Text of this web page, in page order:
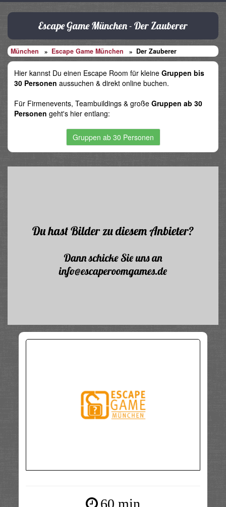
Escape Game München - Der Zauberer
München Escape Game München Der Zauberer
Hier kannst Du einen Escape Room für kleine Gruppen bis
30 Personen aussuchen & direkt online buchen.
Für Firmenevents, Teambuildings & große Gruppen ab 30
Personen geht's hier entlang:
Gruppen ab 30 Personen
60 min